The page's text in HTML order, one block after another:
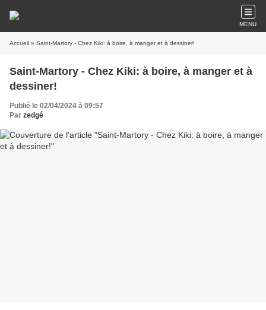
MENU
Accueil » Saint-Martory - Chez Kiki: à boire, à manger et à dessiner!
Saint-Martory - Chez Kiki: à boire, à manger et à
dessiner!
Publié le 02/04/2024 à 09:57
Par zedgé